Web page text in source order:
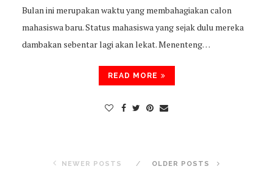
Bulan ini merupakan waktu yang membahagiakan calon
mahasiswa baru. Status mahasiswa yang sejak dulu mereka
dambakan sebentar lagi akan lekat. Menenteng…
READ MORE
NEWER POSTS OLDER POSTS